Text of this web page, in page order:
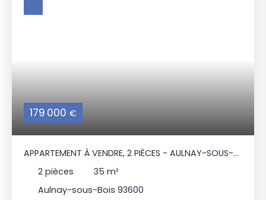
179 000 €
APPARTEMENT À VENDRE, 2 PIÈCES - AULNAY-SOUS-
BOIS 93600
2 pièces 35 m²
Aulnay-sous-Bois 93600